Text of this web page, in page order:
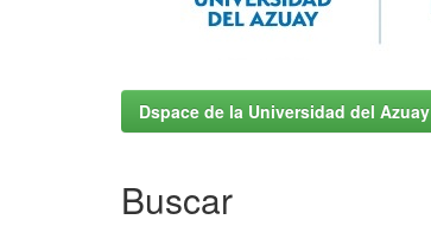
Dspace de la Universidad del Azuay
Buscar